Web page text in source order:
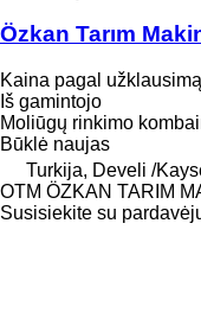
Özkan Tarım
Kaina pagal užklausimą
Iš gamintojo
Moliūgų rinkimo
Būklė naujas
Turkija, Develi /
OTM ÖZKAN TARIM
Susisiekite su